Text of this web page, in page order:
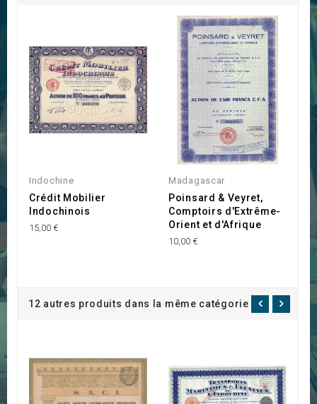
Indochine
Crédit Mobilier
Indochinois
15,00 €
Madagascar
Poinsard & Veyret,
Comptoirs d'Extrême-
Orient et d'Afrique
10,00 €
12 autres produits dans la même catégorie :